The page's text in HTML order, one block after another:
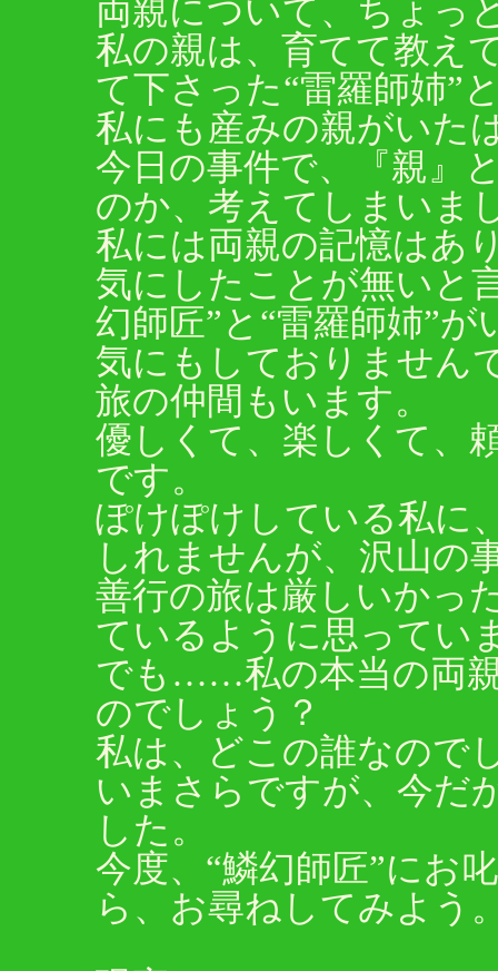
両親について、ちょっ
私の親は、育てて教え
て下さった“雷羅師姉”
私にも産みの親がいた
今日の事件で、『親』
のか、考えてしまいま
私には両親の記憶はあ
気にしたことが無いと
幻師匠”と“雷羅師姉”
気にもしておりません
旅の仲間もいます。
優しくて、楽しくて、
です。
ぽけぽけしている私に
しれませんが、沢山の
善行の旅は厳しいかっ
ているように思ってい
でも……私の本当の両
のでしょう？
私は、どこの誰なので
いまさらですが、今だ
した。
今度、“鱗幻師匠”にお
ら、お尋ねしてみよう